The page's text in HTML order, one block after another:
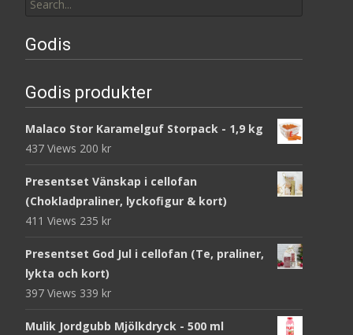
for:
Godis
Godis produkter
Malaco Stor Karamelguf Storpack - 1,9 kg
437 Views 200 kr
Presentset Vänskap i cellofan
(Chokladpraliner, lyckofigur & kort)
411 Views 235 kr
Presentset God Jul i cellofan (Te, praliner,
lykta och kort)
397 Views 339 kr
Mulik Jordgubb Mjölkdryck - 500 ml